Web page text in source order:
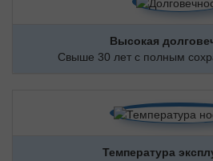
Высокая
Свыше 30 лет с полным
Температура